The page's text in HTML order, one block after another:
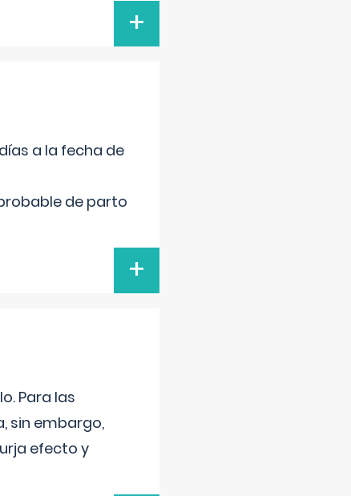
+
a la fecha de
de parto
+
Para las
sin embargo,
efecto y